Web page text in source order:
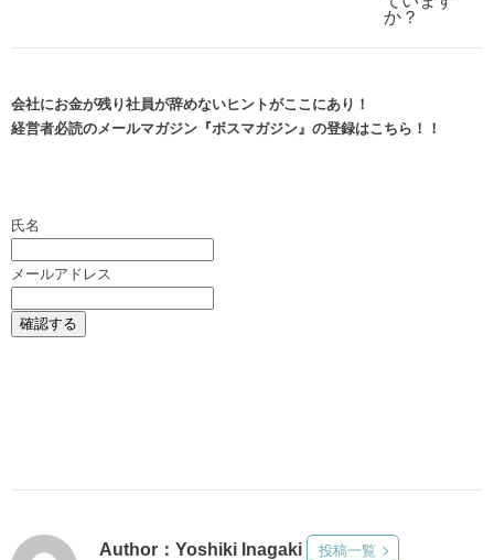
会社にお金が残り社員が辞めないヒントがここにあり！
経営者必読のメールマガジン 『ボスマガジン』 の登録はこちら！！
氏名
メールアドレス
Author：Yoshiki Inagaki 投稿一覧